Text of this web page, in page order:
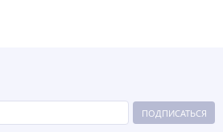
ПОДПИСАТЬСЯ